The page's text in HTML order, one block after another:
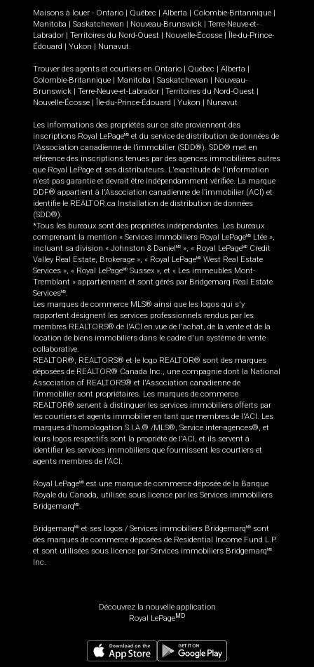
Maisons à louer - Ontario Québec Alberta Colombie-Britannique
Manitoba
Saskatchewan Nouveau-Brunswick
Terre-Neuve-et-
Labrador
Territoires du Nord-Ouest Nouvelle-Écosse
Île-du-Prince-
Édouard
Yukon Nunavut.
Trouver des agents et courtiers en Ontario Québec Alberta
Colombie-Britannique
Manitoba Saskatchewan
Nouveau-
Brunswick
Terre-Neuve-et-Labrador Territoires du Nord-Ouest
Nouvelle-Écosse
Île-du-Prince-Édouard Yukon Nunavut
Les informations des propriétés sur ce site proviennent des
inscriptions Royal LePageMD et du service de distribution de données de
l'Association canadienne de l’immobilier (SDD®). SDD® met en
référence des inscriptions tenues par des agences immobilières autres
que Royal LePage et ses distributeurs. L'exactitude de l'information
n'est pas garantie et devrait être indépendamment vérifiée. La marque
DDF® appartient à l'Association canadienne de l’immobilier (ACI) et
identifie le REALTOR.ca Installation de distribution de données
(SDD®).
*Tous les bureaux sont des propriétés indépendantes. Les bureaux
comprenant la mention « Services immobiliers Royal LePageMD
Ltée »,
incluant sa division « Johnston & Daniel MD », « Royal LePageMD
Credit
Valley Real Estate, Brokerage », « Royal LePageMD West Real Estate
Services », « Royal LePageMD Sussex », et « Les immeubles Mont-
Tremblant » appartiennent et sont gérés par Bridgemarq Real Estate
ServicesMD.
Les marques de commerce MLS® ainsi que les logos qui s'y
rapportent désignent les services professionnels rendus par les
membres REALTORS® de l'ACI en vue de l'achat, de la vente et de la
location de biens immobiliers dans le cadre d'un système de vente
collaborative.
REALTOR®, REALTORS® et le logo REALTOR® sont des marques
déposées de REALTOR® Canada Inc., une compagnie dont la National
Association of REALTORS® et l'Association canadienne de
l’immobilier sont propriétaires. Les marques de commerce
REALTOR® servent à distinguer les services immobiliers offerts par
les courtiers et agents immobilier en tant que membres de l'ACI. Les
marques d'homologation S.I.A.® /MLS®, Service inter-agences®, et
leurs logos respectifs sont la propriété de l'ACI, et ils servent à
identifier les services immobiliers que fournissent les courtiers et
agents membres de l'ACI.
Royal LePageMD est une marque de commerce déposée de la Banque
Royale du Canada, utilisée sous licence par les Services immobiliers
BridgemarqMD.
BridgemarqMD et ses logos / Services immobiliers BridgemarqMD
sont
des marques de commerce déposées de Residential Income Fund L.P.
et sont utilisées sous licence par Services immobiliers BridgemarqMD
Inc.
Découvrez la nouvelle application
Royal LePageMD